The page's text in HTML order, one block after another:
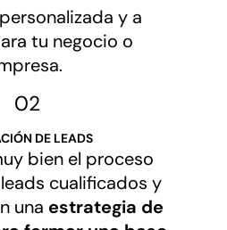
y a
tu negocio o
02
DE LEADS
bien el proceso
cualificados y
una estrategia de